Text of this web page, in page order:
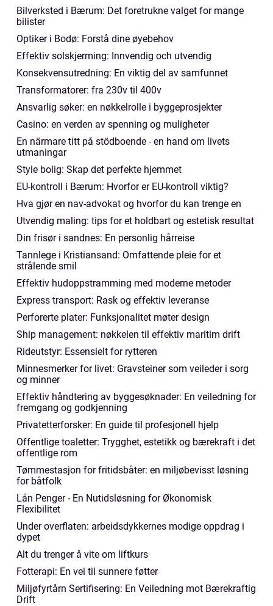
Bilverksted i Bærum: Det foretrukne valget for mange
bilister
Optiker i Bodø: Forstå dine øyebehov
Effektiv solskjerming: Innvendig och utvendig
Konsekvensutredning: En viktig del av samfunnet
Transformatorer: fra 230v til 400v
Ansvarlig søker: en nøkkelrolle i byggeprosjekter
Casino: en verden av spenning og muligheter
En närmare titt på stödboende - en hand om livets
utmaningar
Style bolig: Skap det perfekte hjemmet
EU-kontroll i Bærum: Hvorfor er EU-kontroll viktig?
Hva gjør en nav-advokat og hvorfor du kan trenge en
Utvendig maling: tips for et holdbart og estetisk resultat
Din frisør i sandnes: En personlig hårreise
Tannlege i Kristiansand: Omfattende pleie for et
strålende smil
Effektiv hudoppstramming med moderne metoder
Express transport: Rask og effektiv leveranse
Perforerte plater: Funksjonalitet møter design
Ship management: nøkkelen til effektiv maritim drift
Rideutstyr: Essensielt for rytteren
Minnesmerker for livet: Gravsteiner som veileder i sorg
og minner
Effektiv håndtering av byggesøknader: En veiledning for
fremgang og godkjenning
Privatetterforsker: En guide til profesjonell hjelp
Offentlige toaletter: Trygghet, estetikk og bærekraft i det
offentlige rom
Tømmestasjon for fritidsbåter: en miljøbevisst løsning
for båtfolk
Lån Penger - En Nutidsløsning for Økonomisk
Flexibilitet
Under overflaten: arbeidsdykkernes modige oppdrag i
dypet
Alt du trenger å vite om liftkurs
Fotterapi: En vei til sunnere føtter
Miljøfyrtårn Sertifisering: En Veiledning mot Bærekraftig
Drift